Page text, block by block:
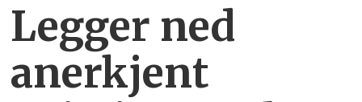
Legger ned
anerkjent